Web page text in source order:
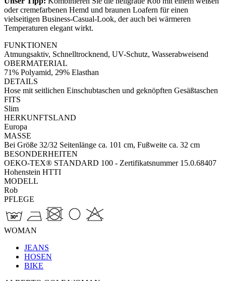
oder cremefarbenen Hemd und braunen Loafern für einen
vielseitigen Business-Casual-Look, der auch bei wärmeren
Temperaturen elegant wirkt.
FUNKTIONEN
Atmungsaktiv, Schnelltrocknend, UV-Schutz, Wasserabweisend
OBERMATERIAL
71% Polyamid, 29% Elasthan
DETAILS
Hose mit seitlichen Einschubtaschen und geknöpften Gesäßtaschen
FITS
Slim
HERKUNFTSLAND
Europa
MASSE
Bei Größe 32/32 Seitenlänge ca. 101 cm, Fußweite ca. 32 cm
BESONDERHEITEN
OEKO-TEX® STANDARD 100 - Zertifikatsnummer 15.0.68407
Hohenstein HTTI
MODELL
Rob
PFLEGE
WOMAN
JEANS
HOSEN
BIKE